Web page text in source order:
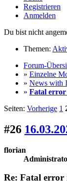
Registrieren
Anmelden
Du bist nicht
Themen:
Forum-
» Einzelne
» News with
» Fatal
Seiten: Vorherige 1
#26
florian
Re: Fatal